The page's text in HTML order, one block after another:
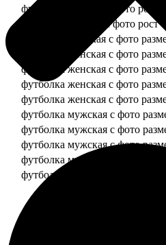
футболка детская с фото рост
футболка детская с фото рост
футболка женская с фото
футболка женская с фото
футболка женская с фото
футболка женская с фото
футболка женская с фото
футболка мужская с фото
футболка мужская с фото
футболка мужская с фото
футболка мужская с фото
футболка мужская с фото